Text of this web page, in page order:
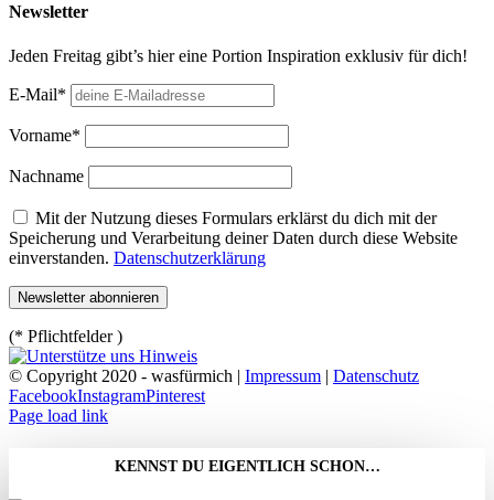
Newsletter
Jeden Freitag gibt’s hier eine Portion Inspiration exklusiv für dich!
E-Mail*
Vorname*
Nachname
Mit der Nutzung dieses Formulars erklärst du dich mit der
Speicherung und Verarbeitung deiner Daten durch diese Website
einverstanden. Datenschutzerklärung
(* Pflichtfelder )
© Copyright 2020 - wasfürmich | Impressum | Datenschutz
FacebookInstagramPinterest
Page load link
KENNST DU EIGENTLICH SCHON…